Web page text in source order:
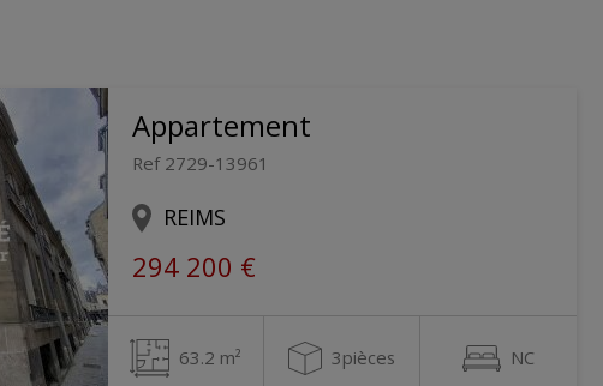
Appartement
Ref 2729-13961
REIMS
294 200 €
63.2 m² 3pièces NC